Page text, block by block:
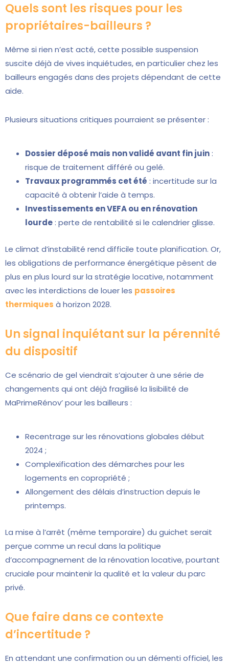
Quels sont les risques pour les
propriétaires-bailleurs ?
Même si rien n’est acté, cette possible suspension
suscite déjà de vives inquiétudes, en particulier chez les
bailleurs engagés dans des projets dépendant de cette
aide.
Plusieurs situations critiques pourraient se présenter :
Dossier déposé mais non validé avant fin juin:
risque de traitement différé ou gelé.
Travaux programmés cet été : incertitude sur la
capacité à obtenir l’aide à temps.
Investissements en VEFA ou en rénovation
lourde: perte de rentabilité si le calendrier glisse.
Le climat d’instabilité rend difficile toute planification. Or,
les obligations de performance énergétique pèsent de
plus en plus lourd sur la stratégie locative, notamment
avec les interdictions de louer les passoires
thermiques à horizon 2028.
Un signal inquiétant sur la pérennité
du dispositif
Ce scénario de gel viendrait s’ajouter à une série de
changements qui ont déjà fragilisé la lisibilité de
MaPrimeRénov’ pour les bailleurs :
Recentrage sur les rénovations globales début
2024 ;
Complexification des démarches pour les
logements en copropriété ;
Allongement des délais d’instruction depuis le
printemps.
La mise à l’arrêt (même temporaire) du guichet serait
perçue comme un recul dans la politique
d’accompagnement de la rénovation locative, pourtant
cruciale pour maintenir la qualité et la valeur du parc
privé.
Que faire dans ce contexte
d’incertitude ?
En attendant une confirmation ou un démenti officiel, les